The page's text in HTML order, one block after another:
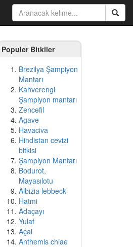
Populer Bitkiler
Brezilya Şampiyon
Mantarı
Kahverengi
Şampiyon mantarı
Zencefil
Agave
Havaciva
Hindistan cevizi
bitkisi
Şampiyon Mantarı
Bodurot,
Mayasılotu
Albizia lebbeck
Hatmi
Adaçayı
Yulaf
Açai
Anthemis chiae